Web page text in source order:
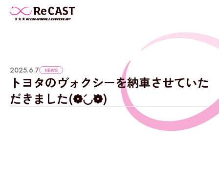
2025.6.7 NEWS
トヨタのヴォクシーを納車させていた
だきました(❁´◡`❁)